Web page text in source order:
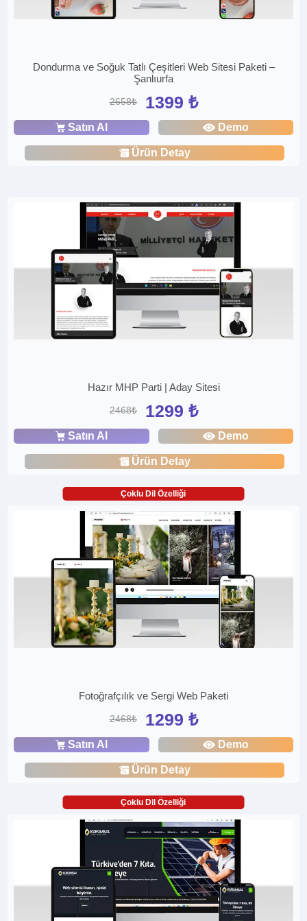
Dondurma ve Soğuk Tatlı Çeşitleri Web Sitesi Paketi –
Şanlıurfa
2658₺ 1399 ₺
Satın Al Demo
Ürün Detay
Hazır MHP Parti | Aday Sitesi
2468₺ 1299 ₺
Satın Al Demo
Ürün Detay
Çoklu Dil Özelliği
Fotoğrafçılık ve Sergi Web Paketi
2468₺ 1299 ₺
Satın Al Demo
Ürün Detay
Çoklu Dil Özelliği